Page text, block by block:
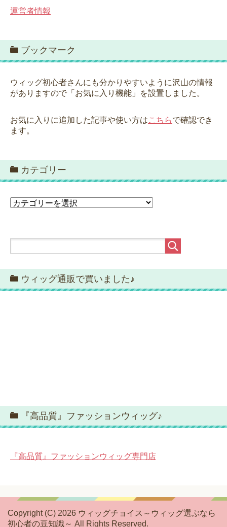
運営者情報
ブックマーク
ウィッグ初心者さんにも分かりやすいように沢山の情報
がありますので「お気に入り機能」を設置しました。
お気に入りに追加した記事や使い方はこちらで確認でき
ます。
カテゴリー
カ
ウィッグ通販で買いました♪
『高品質』ファッションウィッグ♪
『高品質』ファッションウィッグ専門店
Copyright (C) 2026 ウィッグチョイス～ウィッグ選ぶなら
初心者の豆知識～ All Rights Reserved.